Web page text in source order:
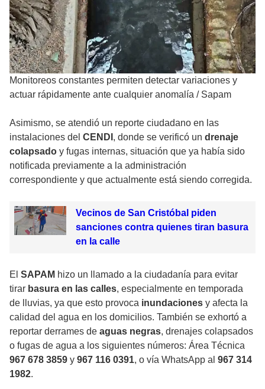
Monitoreos constantes permiten detectar variaciones y
actuar rápidamente ante cualquier anomalía / Sapam
Asimismo, se atendió un reporte ciudadano en las
instalaciones del CENDI , donde se verificó un drenaje
colapsado y fugas internas, situación que ya había sido
notificada previamente a la administración
correspondiente y que actualmente está siendo corregida.
Vecinos de San Cristóbal piden
sanciones contra quienes tiran basura
en la calle
El SAPAM hizo un llamado a la ciudadanía para evitar
tirar basura en las calles, especialmente en temporada
de lluvias, ya que esto provoca inundaciones y afecta la
calidad del agua en los domicilios. También se exhortó a
reportar derrames de aguas negras, drenajes colapsados
o fugas de agua a los siguientes números: Área Técnica
967 678 3859 y 967 116 0391, o vía WhatsApp al 967 314
1982.